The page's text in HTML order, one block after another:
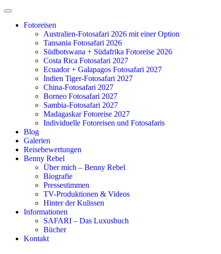
Zum
springenFotoreisen
Australien-Fotosafari 2026 mit einer Option
Tansania Fotosafari 2026
Südbotswana + Südafrika Fotoreise 2026
Costa Rica Fotosafari 2027
Ecuador + Galapagos Fotosafari 2027
Indien Tiger-Fotosafari 2027
China-Fotosafari 2027
Borneo Fotosafari 2027
Sambia-Fotosafari 2027
Madagaskar Fotoreise 2027
Individuelle Fotoreisen und Fotosafaris
Blog
Galerien
Reisebewertungen
Benny Rebel
Über mich – Benny Rebel
Biografie
Pressestimmen
TV-Produktionen & Videos
Hinter der Kulissen
Informationen
SAFARI – Das Luxusbuch
Bücher
Kontakt